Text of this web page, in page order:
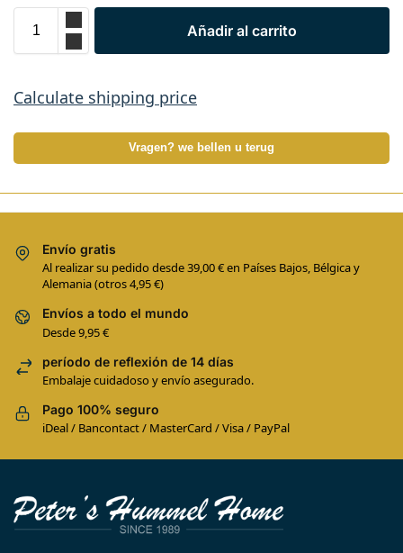
Añadir al carrito
Calculate shipping price
Vragen? we bellen u terug
Envío gratis
Al realizar su pedido desde 39,00 € en Países Bajos, Bélgica y
Alemania (otros 4,95 €)
Envíos a todo el mundo
Desde 9,95 €
período de reflexión de 14 días
Embalaje cuidadoso y envío asegurado.
Pago 100% seguro
iDeal / Bancontact / MasterCard / Visa / PayPal